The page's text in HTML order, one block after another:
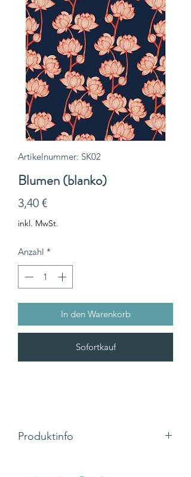
Artikelnummer: SK02
Blumen (blanko)
3,40 €Preis
inkl. MwSt.
Anzahl *
In den Warenkorb
Sofortkauf
Produktinfo